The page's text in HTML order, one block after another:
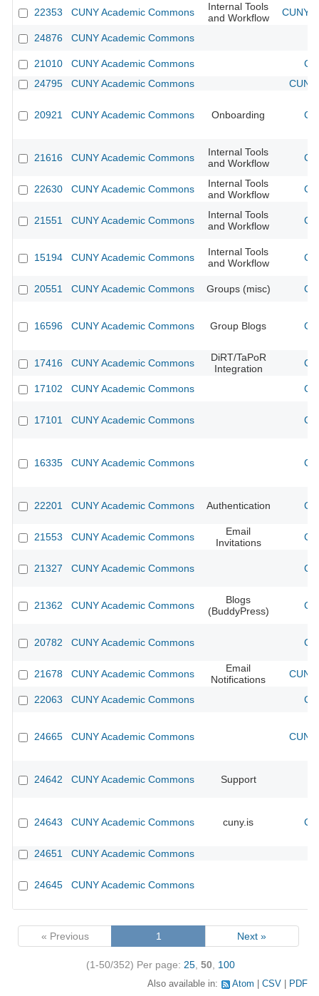
22353
CUNY Academic Commons
Internal Tools
and Workflow
CUNY
24876 CUNY Academic Commons
21010 CUNY Academic Commons
24795
CUNY Academic Commons
20921 CUNY Academic Commons Onboarding
21616 CUNY Academic Commons
Internal Tools
and Workflow
22630 CUNY Academic Commons
Internal Tools
and Workflow
21551 CUNY Academic Commons
Internal Tools
and Workflow
15194 CUNY Academic Commons
Internal Tools
and Workflow
20551 CUNY Academic Commons Groups (misc)
16596 CUNY Academic Commons Group Blogs
17416 CUNY Academic Commons
DiRT/TaPoR
Integration
17102 CUNY Academic Commons
17101 CUNY Academic Commons
16335 CUNY Academic Commons
22201 CUNY Academic Commons Authentication
21553 CUNY Academic Commons
Email
Invitations
21327 CUNY Academic Commons
21362 CUNY Academic Commons
Blogs
(BuddyPress)
20782 CUNY Academic Commons
21678 CUNY Academic Commons
Email
Notifications
22063 CUNY Academic Commons
24665 CUNY Academic Commons
24642 CUNY Academic Commons Support
24643 CUNY Academic Commons cuny.is
24651 CUNY Academic Commons
24645 CUNY Academic Commons
« Previous 1 Next »
(1-50/352) Per page: 25 50 100
Also available in: Atom CSV PDF